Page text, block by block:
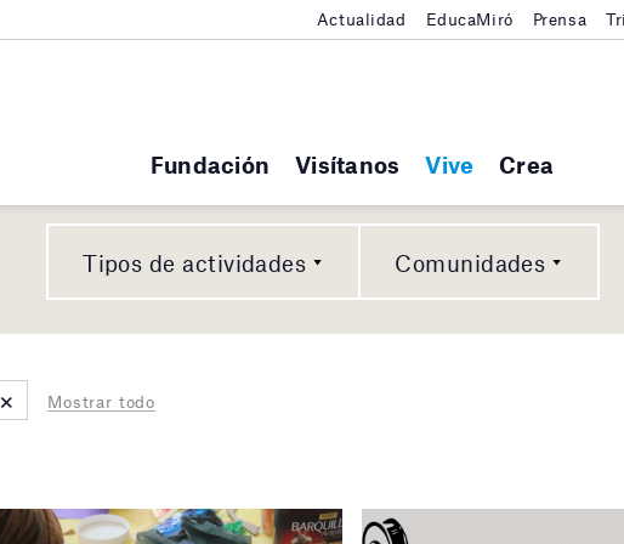
Fundación Visítanos Vive Crea
Actualidad EducaMiró Prensa
Tipos de actividades Comunidades
× Mostrar todo